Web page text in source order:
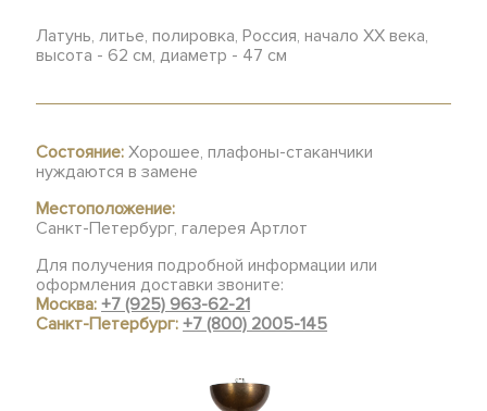
Латунь, литье, полировка, Россия, начало ХХ века,
высота - 62 см, диаметр - 47 см
Состояние: Хорошее, плафоны-стаканчики
нуждаются в замене
Местоположение:
Санкт-Петербург, галерея Артлот
Для получения подробной информации или
оформления доставки звоните:
Москва:+7 (925) 963-62-21
Санкт-Петербург:+7 (800) 2005-145